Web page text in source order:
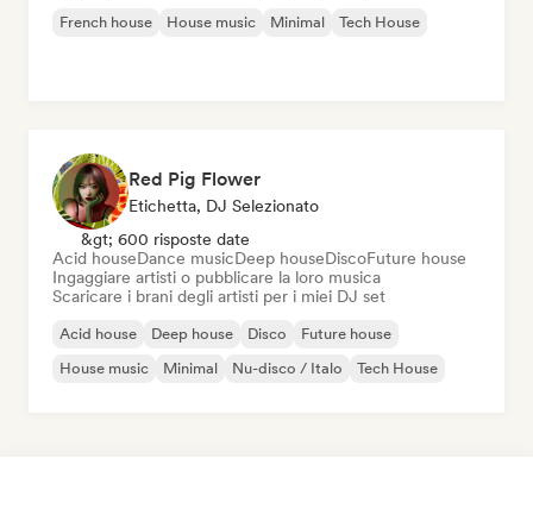
French house House music Minimal Tech House
Red Pig Flower
Etichetta, DJ Selezionato
&gt; 600 risposte date
Acid houseDance musicDeep houseDiscoFuture house
Ingaggiare artisti o pubblicare la loro musica
Scaricare i brani degli artisti per i miei DJ set
Acid house Deep house Disco
Future house
House music
Minimal Nu-disco / Italo Tech House